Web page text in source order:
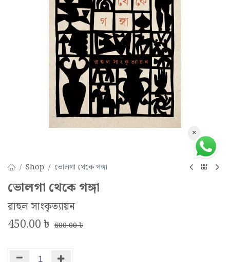
Shop ভোলগা থেকে গঙ্গা
ভোলগা থেকে গঙ্গা
রাহুল সাংকৃত্যায়ন
450.00৳ 600.00৳
×